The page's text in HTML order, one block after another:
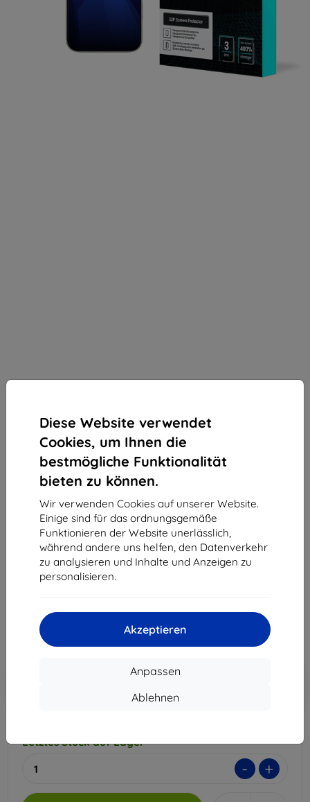
Diese Website verwendet
Cookies, um Ihnen die
bestmögliche Funktionalität
bieten zu können.
Wir verwenden Cookies auf unserer Website.
Einige sind für das ordnungsgemäße
Funktionieren der Website unerlässlich,
während andere uns helfen, den Datenverkehr
zu analysieren und Inhalte und Anzeigen zu
personalisieren.
Akzeptieren
Anpassen
Ablehnen
3MK 1UP Gaming Schutzfolie für Apple iPhone 17
Geeignet für: Apple iPhone 17 Pro
10,71 €
ohne MWSt9,00 €
Rabatt mit Gutschein
Letztes Stück auf Lager
- +